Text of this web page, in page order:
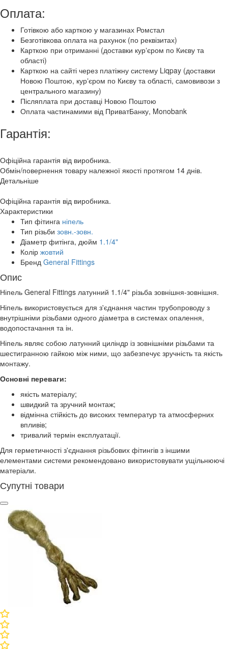
Оплата:
Готівкою або карткою у магазинах Ромстал
Безготівкова оплата на рахунок (по реквізитах)
Карткою при отриманні (доставки курʼєром по Києву та
області)
Карткою на сайті через платіжну систему Liqpay (доставки
Новою Поштою, курʼєром по Києву та області, самовивози з
центрального магазину)
Післяплата при доставці Новою Поштою
Оплата частинамими від ПриватБанку, Monobank
Гарантія:
Офіційна гарантія від виробника.
Обмін/повернення товару належної якості протягом 14 днів.
Детальніше
Офіційна гарантія від виробника.
Характеристики
Тип фітинга ніпель
Тип різьби зовн.-зовн.
Діаметр фитінга, дюйм 1.1/4"
Колір жовтий
Бренд General Fittings
Опис
Ніпель General Fittings латунний 1.1/4" різьба зовнішня-зовнішня.
Ніпель використовується для з'єднання частин трубопроводу з
внутрішніми різьбами одного діаметра в системах опалення,
водопостачання та ін.
Ніпель являє собою латунний циліндр із зовнішніми різьбами та
шестигранною гайкою між ними, що забезпечує зручність та якість
монтажу.
Основні переваги:
якість матеріалу;
швидкий та зручний монтаж;
відмінна стійкість до високих температур та атмосферних
впливів;
тривалий термін експлуатації.
Для герметичності з'єднання різьбових фітингів з іншими
елементами системи рекомендовано використовувати ущільнюючі
матеріали.
Супутні товари